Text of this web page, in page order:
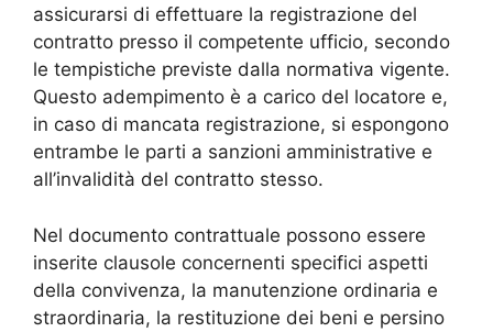
assicurarsi di effettuare la registrazione del
contratto presso il competente ufficio, secondo
le tempistiche previste dalla normativa vigente.
Questo adempimento è a carico del locatore e,
in caso di mancata registrazione, si espongono
entrambe le parti a sanzioni amministrative e
all’invalidità del contratto stesso.
Nel documento contrattuale possono essere
inserite clausole concernenti specifici aspetti
della convivenza, la manutenzione ordinaria e
straordinaria, la restituzione dei beni e persino